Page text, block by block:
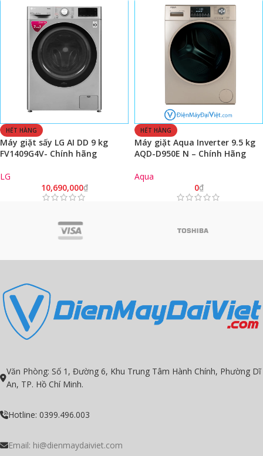
HẾT HÀNG
Máy giặt sấy LG AI DD 9 kg
FV1409G4V- Chính hãng
LG
10,690,000₫
HẾT HÀNG
Máy giặt Aqua Inverter 9.5 kg
AQD-D950E N – Chính Hãng
Aqua
0₫
Văn Phòng: Số 1, Đường 6, Khu Trung Tâm Hành Chính, Phường Dĩ
An, TP. Hồ Chí Minh.
Hotline: 0399.496.003
Email: hi@dienmaydaiviet.com